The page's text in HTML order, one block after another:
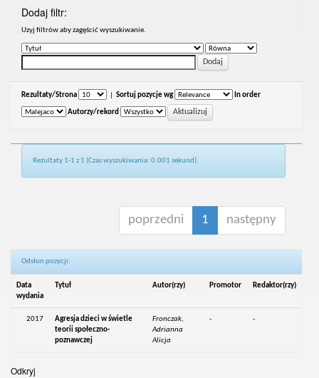
Dodaj filtr:
Uzyj filtrów aby zagęścić wyszukiwanie.
Rezultaty/Strona Sortuj pozycje wg In order
Autorzy/rekord
Rezultaty 1-1 z 1 (Czas wyszukiwania: 0.001 sekund).
poprzedni 1 następny
Odsłon pozycji:
Data
wydania
Tytuł Autor(rzy) Promotor Redaktor(rzy)
2017
Agresja dzieci w świetle
teorii społeczno-
poznawczej
Fronczak,
Adrianna
Alicja
- -
Odkryj